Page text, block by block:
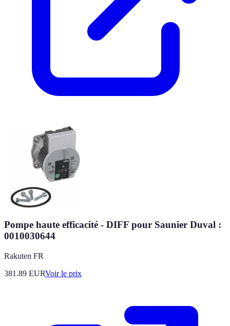
Pompe haute efficacité - DIFF pour Saunier Duval :
0010030644
Rakuten FR
381.89 EURVoir le prix